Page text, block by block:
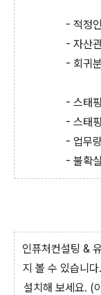
- 적정
- 자산
- 회귀
- 스태
- 스태
- 업무
- 불확
인퓨처컨설팅 &
지 볼 수 있습니
설치해 보세요. (